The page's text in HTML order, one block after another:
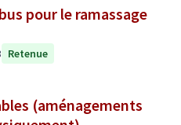
pour le ramassage
Retenue
(aménagements